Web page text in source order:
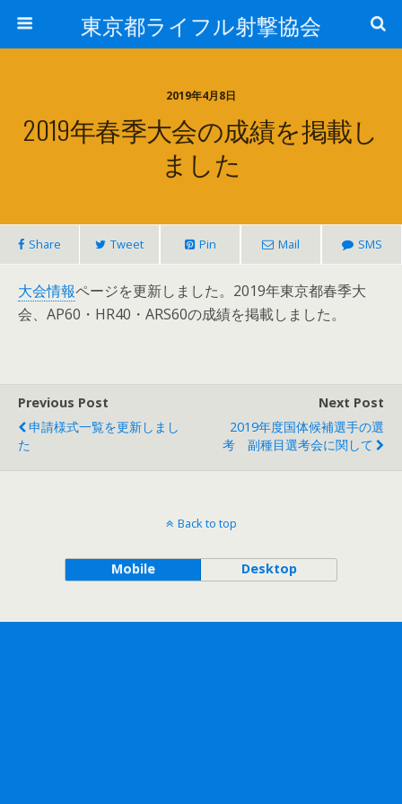
東京都ライフル射撃協会
2019年4月8日
2019年春季大会の成績を掲載し
ました
Share Tweet Pin Mail SMS
大会情報ページを更新しました。2019年東京都春季大
会、AP60・HR40・ARS60の成績を掲載しました。
Previous Post
申請様式一覧を更新しまし
た
Next Post
2019年度国体候補選手の選
考 副種目選考会に関して
Back to top
Mobile Desktop